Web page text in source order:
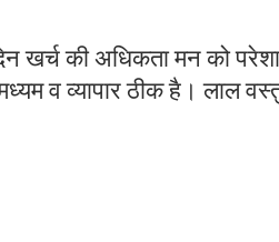
खर्च की अधिकता मन को
व व्यापार ठीक है। लाल